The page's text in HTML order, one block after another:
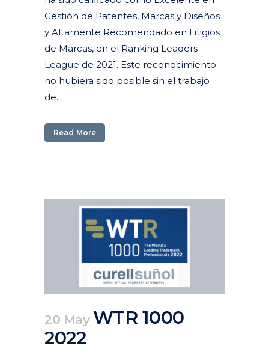
Gestión de Patentes, Marcas y Diseños
y Altamente Recomendado en Litigios
de Marcas, en el Ranking Leaders
League de 2021. Este reconocimiento
no hubiera sido posible sin el trabajo
de...
Read More
20 May WTR 1000
2022